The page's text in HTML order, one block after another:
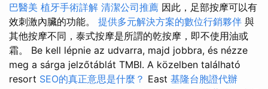
巴醫美 植牙手術詳解 清潔公司推薦 因此，足部按摩可以有
效刺激內臟的功能。 提供多元解決方案的數位行銷夥伴 與
其他按摩不同，泰式按摩是所謂的乾按摩，即不使用油或
霜。 Be kell lépnie az udvarra, majd jobbra, és nézze
meg a sárga jelzőtáblát TMBI. A közelben található
resort SEO的真正意思是什麼？ East 基隆台胞證代辦